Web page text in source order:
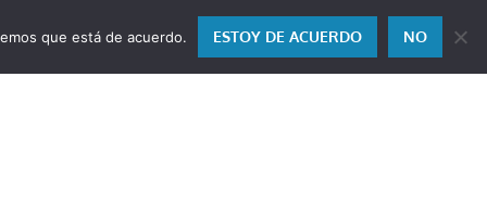
que está de acuerdo. ESTOY DE ACUERDO NO